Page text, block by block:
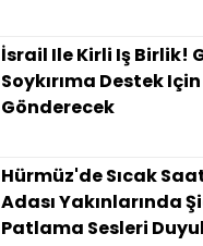
İsrail Ile Kirli Iş Birlik!
Soykırıma Destek
Gönderecek
Hürmüz'de Sıcak
Adası Yakınlarında
Patlama Sesleri